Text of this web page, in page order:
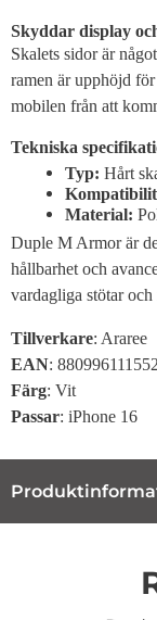
Skyddar display
Skalets sidor är
ramen är upphöjd
mobilen från att
Tekniska
Typ: Hårt
Material:
Duple M Armor är
hållbarhet och
vardagliga stötar och
Tillverkare: Araree
EAN:
Färg: Vit
Passar: iPhone 16